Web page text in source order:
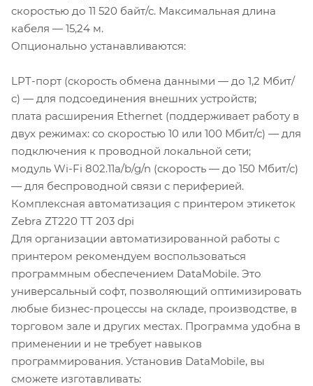
скоростью до 11 520 байт/с. Максимальная длина
кабеля — 15,24 м.
Опционально устанавливаются:
LPT-порт (скорость обмена данными — до 1,2 Мбит/
с) — для подсоединения внешних устройств;
плата расширения Ethernet (поддерживает работу в
двух режимах: со скоростью 10 или 100 Мбит/с) — для
подключения к проводной локальной сети;
модуль Wi-Fi 802.11a/b/g/n (скорость — до 150 Мбит/с)
— для беспроводной связи с периферией.
Комплексная автоматизация с принтером этикеток
Zebra ZT220 TT 203 dpi
Для организации автоматизированной работы с
принтером рекомендуем воспользоваться
программным обеспечением DataMobile. Это
универсальный софт, позволяющий оптимизировать
любые бизнес-процессы на складе, производстве, в
торговом зале и других местах. Программа удобна в
применении и не требует навыков
программирования. Установив DataMobile, вы
сможете изготавливать: